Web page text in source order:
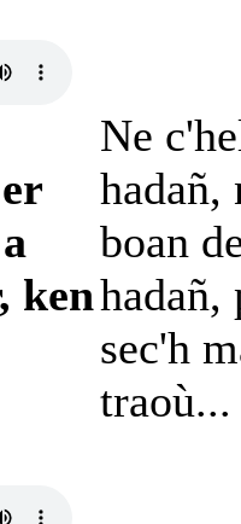
ken
Ne
hadañ,
boan
hadañ,
sec'h
traoù...